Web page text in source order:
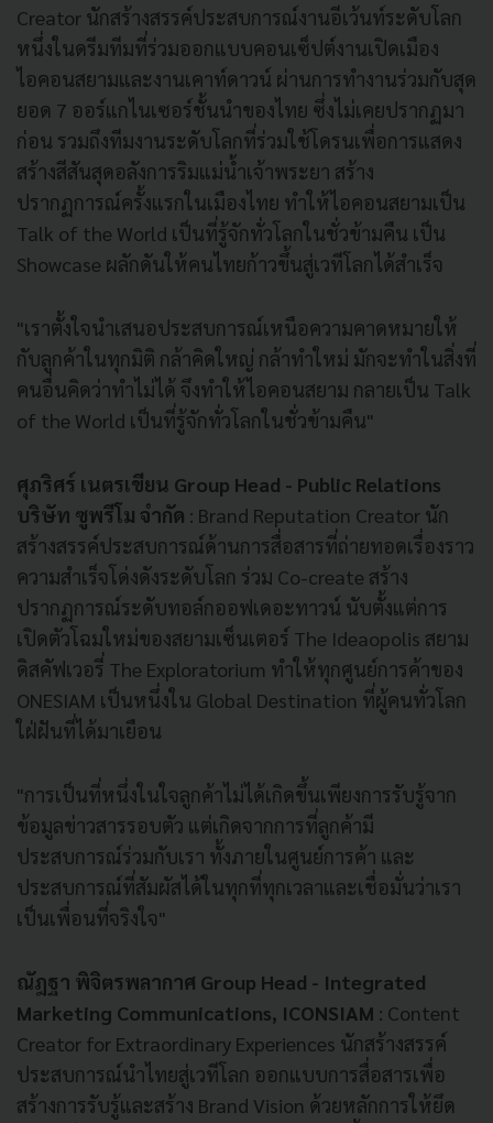
Creator นักสร้างสรรค์ประสบการณ์งานอีเว้นท์ระดับโลก
หนึ่งในดรีมทีมที่ร่วมออกแบบคอนเซ็ปต์งานเปิดเมือง
ไอคอนสยามและงานเคาท์ดาวน์ ผ่านการทำงานร่วมกับสุด
ยอด 7 ออร์แกไนเซอร์ชั้นนำของไทย ซึ่งไม่เคยปรากฏมา
ก่อน รวมถึงทีมงานระดับโลกที่ร่วมใช้โดรนเพื่อการแสดง
สร้างสีสันสุดอลังการริมแม่น้ำเจ้าพระยา สร้าง
ปรากฏการณ์ครั้งแรกในเมืองไทย ทำให้ไอคอนสยามเป็น
Talk of the World เป็นที่รู้จักทั่วโลกในชั่วข้ามคืน เป็น
Showcase ผลักดันให้คนไทยก้าวขึ้นสู่เวทีโลกได้สำเร็จ
"เราตั้งใจนำเสนอประสบการณ์เหนือความคาดหมายให้
กับลูกค้าในทุกมิติ กล้าคิดใหญ่ กล้าทำใหม่ มักจะทำในสิ่งที่
คนอื่นคิดว่าทำไม่ได้ จึงทำให้ไอคอนสยาม กลายเป็น Talk
of the World เป็นที่รู้จักทั่วโลกในชั่วข้ามคืน"
ศุภริศร์ เนตรเขียน Group Head - Public Relations
บริษัท ซูพรีโม จำกัด : Brand Reputation Creator นัก
สร้างสรรค์ประสบการณ์ด้านการสื่อสารที่ถ่ายทอดเรื่องราว
ความสำเร็จโด่งดังระดับโลก ร่วม Co-create สร้าง
ปรากฏการณ์ระดับทอล์กออฟเดอะทาวน์ นับตั้งแต่การ
เปิดตัวโฉมใหม่ของสยามเซ็นเตอร์ The Ideaopolis สยาม
ดิสคัฟเวอรี่ The Exploratorium ทำให้ทุกศูนย์การค้าของ
ONESIAM เป็นหนึ่งใน Global Destination ที่ผู้คนทั่วโลก
ใฝ่ฝันที่ได้มาเยือน
"การเป็นที่หนึ่งในใจลูกค้าไม่ได้เกิดขึ้นเพียงการรับรู้จาก
ข้อมูลข่าวสารรอบตัว แต่เกิดจากการที่ลูกค้ามี
ประสบการณ์ร่วมกับเรา ทั้งภายในศูนย์การค้า และ
ประสบการณ์ที่สัมผัสได้ในทุกที่ทุกเวลาและเชื่อมั่นว่าเรา
เป็นเพื่อนที่จริงใจ"
ณัฎฐา พิจิตรพลากาศ Group Head - Integrated
Marketing Communications, ICONSIAM : Content
Creator for Extraordinary Experiences นักสร้างสรรค์
ประสบการณ์นำไทยสู่เวทีโลก ออกแบบการสื่อสารเพื่อ
สร้างการรับรู้และสร้าง Brand Vision ด้วยหลักการให้ยึด